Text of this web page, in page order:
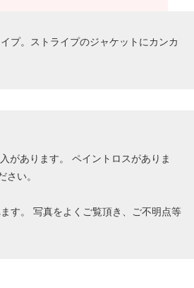
プ。ストライプのジャケットにカンカ
があります。 ペイントロスがありま
い。
す。 写真をよくご覧頂き、ご不明点等